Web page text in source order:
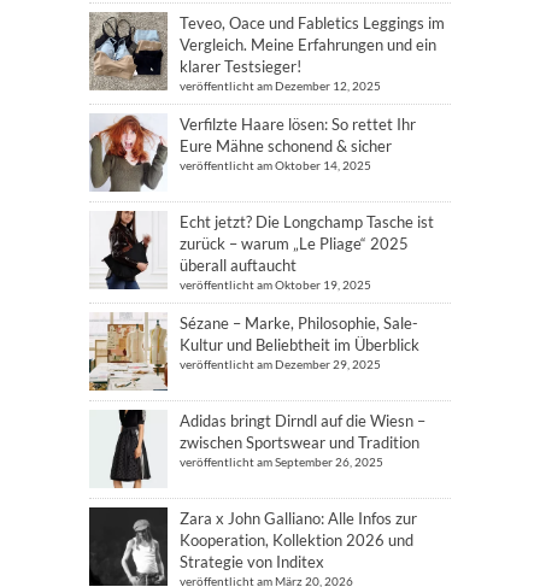
Teveo, Oace und Fabletics Leggings im
Vergleich. Meine Erfahrungen und ein
klarer Testsieger!
veröffentlicht am Dezember 12, 2025
Verfilzte Haare lösen: So rettet Ihr
Eure Mähne schonend & sicher
veröffentlicht am Oktober 14, 2025
Echt jetzt? Die Longchamp Tasche ist
zurück – warum „Le Pliage“ 2025
überall auftaucht
veröffentlicht am Oktober 19, 2025
Sézane – Marke, Philosophie, Sale-
Kultur und Beliebtheit im Überblick
veröffentlicht am Dezember 29, 2025
Adidas bringt Dirndl auf die Wiesn –
zwischen Sportswear und Tradition
veröffentlicht am September 26, 2025
Zara x John Galliano: Alle Infos zur
Kooperation, Kollektion 2026 und
Strategie von Inditex
veröffentlicht am März 20, 2026